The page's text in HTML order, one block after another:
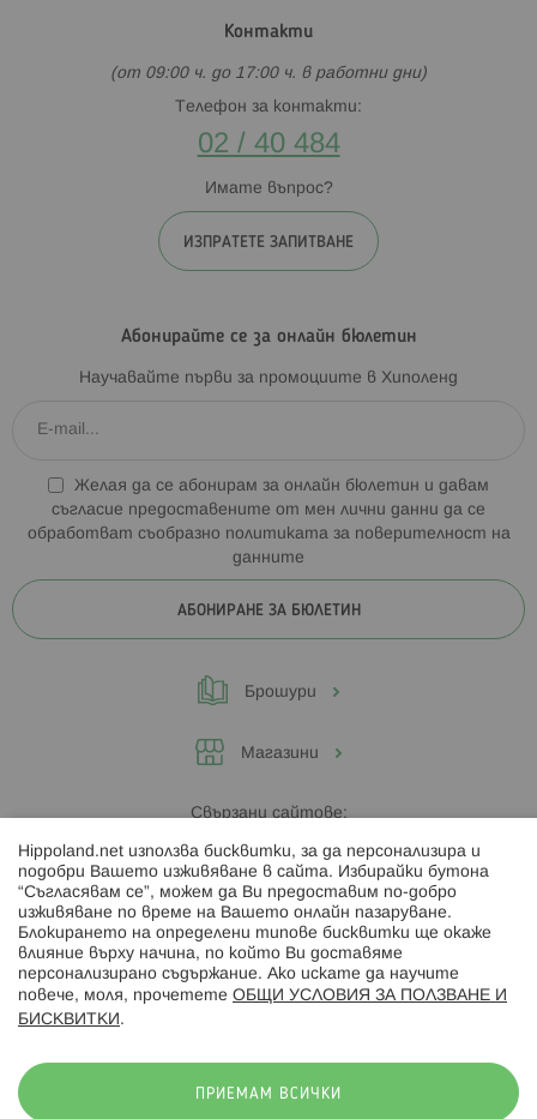
Контакти
(от 09:00 ч. до 17:00 ч. в работни дни)
Телефон за контакти:
02 / 40 484
Имате въпрос?
ИЗПРАТЕТЕ ЗАПИТВАНЕ
Абонирайте се за онлайн бюлетин
Научавайте първи за промоциите в Хиполенд
Желая да се абонирам за онлайн бюлетин и давам
съгласие предоставените от мен лични данни да се
обработват съобразно политиката за поверителност на
данните
АБОНИРАНЕ ЗА БЮЛЕТИН
Брошури
Магазини
Свързани сайтове:
Hippoland.ro
Последвайте ни:
Hippoland.net използва бисквитки, за да персонализира и
подобри Вашето изживяване в сайта. Избирайки бутона
“Съгласявам се”, можем да Ви предоставим по-добро
изживяване по време на Вашето онлайн пазаруване.
Блокирането на определени типове бисквитки ще окаже
влияние върху начина, по който Ви доставяме
персонализирано съдържание. Ако искате да научите
повече, моля, прочетете ОБЩИ УСЛОВИЯ ЗА ПОЛЗВАНЕ И
БИСКВИТКИ .
ПРИЕМАМ ВСИЧКИ